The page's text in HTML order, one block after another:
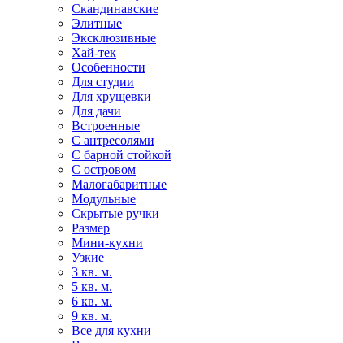
Скандинавские
Элитные
Эксклюзивные
Хай-тек
Особенности
Для студии
Для хрущевки
Для дачи
Встроенные
С антресолями
С барной стойкой
С островом
Малогабаритные
Модульные
Скрытые ручки
Размер
Мини-кухни
Узкие
3 кв. м.
5 кв. м.
6 кв. м.
9 кв. м.
Все для кухни